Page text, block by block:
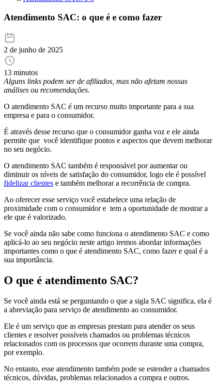
Atendimento SAC: o que é e como fazer
2 de junho de 2025
13 minutos
Alguns links podem ser de afiliados, mas não afetam nossas
análises ou recomendações.
O atendimento SAC é um recurso muito importante para a sua
empresa e para o consumidor.
É através desse recurso que o consumidor ganha voz e ele ainda
permite que você identifique pontos e aspectos que devem melhorar
no seu negócio.
O atendimento SAC também é responsável por aumentar ou
diminuir os níveis de satisfação do consumidor, logo ele é possível
fidelizar clientes e também melhorar a recorrência de compra.
Ao oferecer esse serviço você estabelece uma relação de
proximidade com o consumidor e tem a oportunidade de mostrar a
ele que é valorizado.
Se você ainda não sabe como funciona o atendimento SAC e como
aplicá-lo ao seu negócio neste artigo iremos abordar informações
importantes como o que é atendimento SAC, como fazer e qual é a
sua importância.
O que é atendimento SAC?
Se você ainda está se perguntando o que a sigla SAC significa, ela é
a abreviação para serviço de atendimento ao consumidor.
Ele é um serviço que as empresas prestam para atender os seus
clientes e resolver possíveis chamados ou problemas técnicos
relacionados com os processos que ocorrem durante uma compra,
por exemplo.
No entanto, esse atendimento também pode se estender a chamados
técnicos, dúvidas, problemas relacionados a compra e outros.